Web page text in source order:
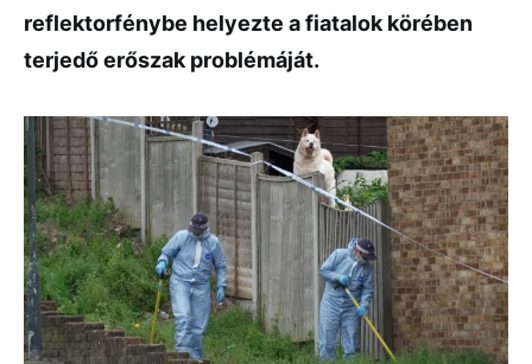
reflektorfénybe helyezte a fiatalok körében
terjedő erőszak problémáját.